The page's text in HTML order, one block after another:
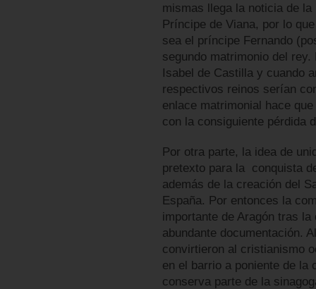
mismas llega la noticia de
Príncipe de Viana, por lo
sea el príncipe Fernando
segundo matrimonio del
Isabel de Castilla y cuando
respectivos reinos serían
enlace matrimonial hace
con la consiguiente pérdida
Por otra parte, la idea de
pretexto para la conquista
además de la creación del
España. Por entonces la
importante de Aragón tras
abundante documentación.
convirtieron al cristianismo
en el barrio a poniente de la
conserva parte de la